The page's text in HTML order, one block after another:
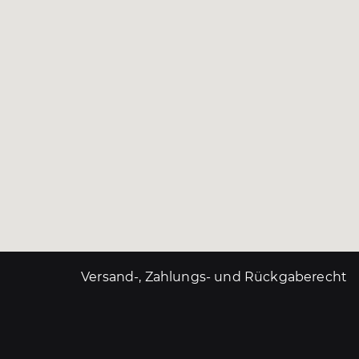
Versand-, Zahlungs- und Rückgaberecht